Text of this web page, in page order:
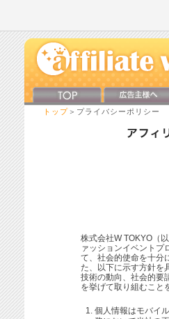
トップ ＞プライバシーポリシー
株式会社W TOKYO（
ァッションイベントプ
て、社会的使命を十分
た、以下に示す方針を
技術の動向、社会的要
を挙げて取り組むこと
個人情報はモバイ